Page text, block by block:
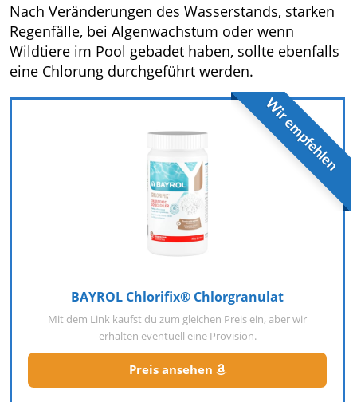
Nach Veränderungen des Wasserstands, starken
Regenfälle, bei Algenwachstum oder wenn
Wildtiere im Pool gebadet haben, sollte ebenfalls
eine Chlorung durchgeführt werden.
Wir empfehlen
BAYROL Chlorifix® Chlorgranulat
Mit dem Link kaufst du zum gleichen Preis ein, aber wir
erhalten eventuell eine Provision.
Preis ansehen